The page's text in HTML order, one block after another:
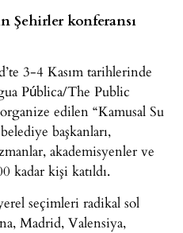
Şehirler konferansı
3-4 Kasım tarihlerinde
Pública/The Public
edilen “Kamusal Su
başkanları,
akademisyenler ve
kadar kişi katıldı.
seçimleri radikal sol
Madrid, Valensiya,